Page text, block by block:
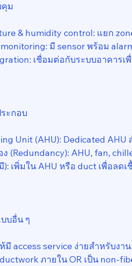
ม
& humidity control: แยก
monitoring: มี sensor พร้อม
เชื่อมต่อกับระบบอาคารเ
ะกอบ
Unit (AHU): Dedicated
ง (Redundancy): AHU, fan,
): เพิ่มใน AHU หรือ duct เพื่อลดเ
บอื่น ๆ
มี access service ง่ายสำหรับงา
ภายใน OR เป็น non-